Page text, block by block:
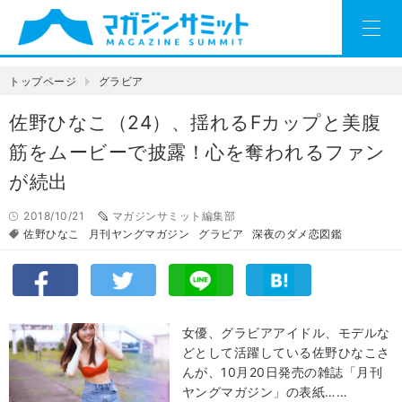
トップページ グラビア
佐野ひなこ（24）、揺れるFカップと美腹
筋をムービーで披露！心を奪われるファン
が続出
2018/10/21
マガジンサミット編集部
佐野ひなこ
月刊ヤングマガジン グラビア 深夜のダメ恋図鑑
女優、グラビアアイドル、モデルな
どとして活躍している佐野ひなこさ
んが、10月20日発売の雑誌「月刊
ヤングマガジン」の表紙……